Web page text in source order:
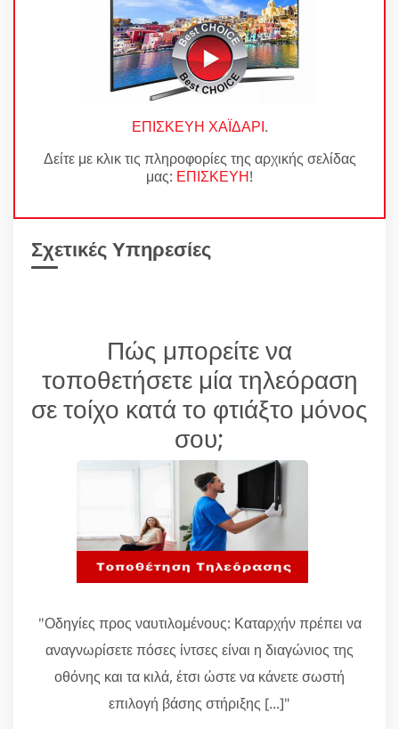
ΕΠΙΣΚΕΥΗ ΧΑΪΔΑΡΙ.
Δείτε με κλικ τις πληροφορίες της αρχικής σελίδας
μας: ΕΠΙΣΚΕΥΗ!
Σχετικές Υπηρεσίες
Πώς μπορείτε να
τοποθετήσετε μία τηλεόραση
σε τοίχο κατά το φτιάξτο μόνος
σου;
"Οδηγίες προς ναυτιλομένους: Καταρχήν πρέπει να
αναγνωρίσετε πόσες ίντσες είναι η διαγώνιος της
οθόνης και τα κιλά, έτσι ώστε να κάνετε σωστή
επιλογή βάσης στήριξης [...]"